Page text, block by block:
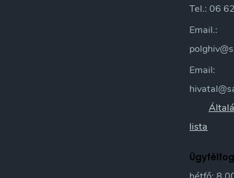
Tel.: 06
Email.:
Email:
lista